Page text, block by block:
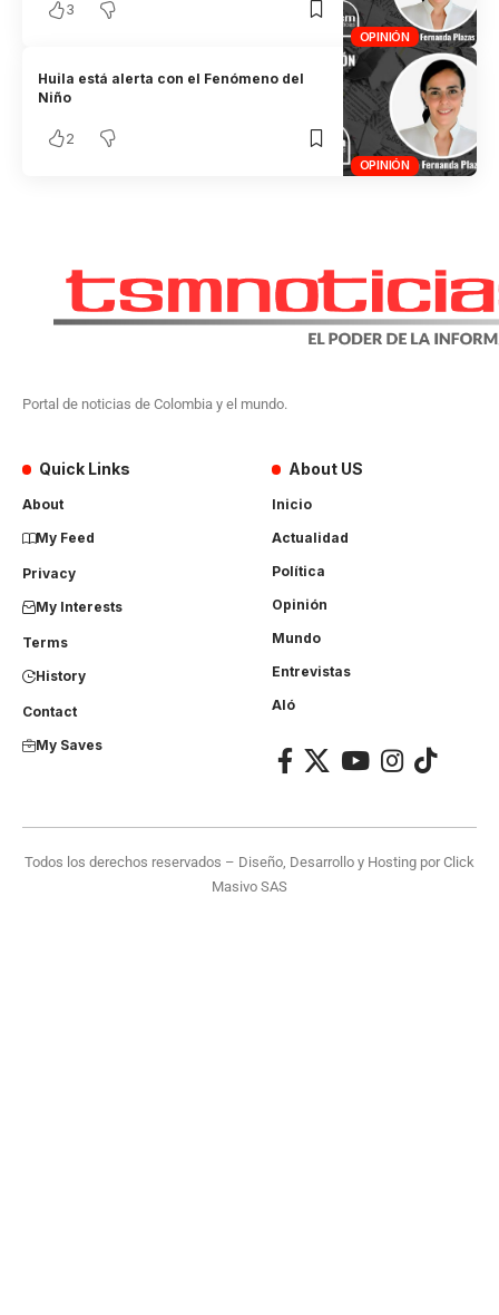
OPINIÓN
3
OPINIÓN
Huila está alerta con el Fenómeno del
Niño
2
Portal de noticias de Colombia y el mundo.
Quick Links
About
My Feed
Privacy
My Interests
Terms
History
Contact
My Saves
About US
Inicio
Actualidad
Política
Opinión
Mundo
Entrevistas
Aló
Todos los derechos reservados – Diseño, Desarrollo y Hosting porClick
Masivo SAS